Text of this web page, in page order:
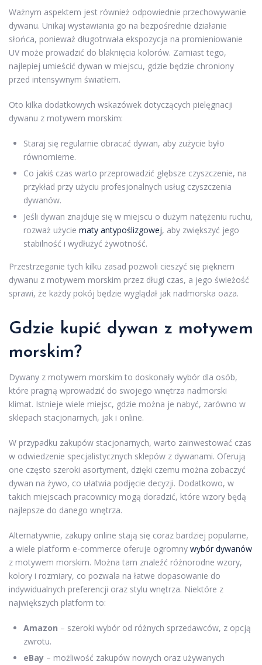
Ważnym aspektem jest również odpowiednie przechowywanie
dywanu. Unikaj wystawiania go na bezpośrednie działanie
słońca, ponieważ długotrwała ekspozycja na promieniowanie
UV może prowadzić do blaknięcia kolorów. Zamiast tego,
najlepiej umieścić dywan w miejscu, gdzie będzie chroniony
przed intensywnym światłem.
Oto kilka dodatkowych wskazówek dotyczących pielęgnacji
dywanu z motywem morskim:
Staraj się regularnie obracać dywan, aby zużycie było
równomierne.
Co jakiś czas warto przeprowadzić głębsze czyszczenie, na
przykład przy użyciu profesjonalnych usług czyszczenia
dywanów.
Jeśli dywan znajduje się w miejscu o dużym natężeniu ruchu,
rozważ użycie maty antypoślizgowej, aby zwiększyć jego
stabilność i wydłużyć żywotność.
Przestrzeganie tych kilku zasad pozwoli cieszyć się pięknem
dywanu z motywem morskim przez długi czas, a jego świeżość
sprawi, że każdy pokój będzie wyglądał jak nadmorska oaza.
Gdzie kupić dywan z motywem
morskim?
Dywany z motywem morskim to doskonały wybór dla osób,
które pragną wprowadzić do swojego wnętrza nadmorski
klimat. Istnieje wiele miejsc, gdzie można je nabyć, zarówno w
sklepach stacjonarnych, jak i online.
W przypadku zakupów stacjonarnych, warto zainwestować czas
w odwiedzenie specjalistycznych sklepów z dywanami. Oferują
one często szeroki asortyment, dzięki czemu można zobaczyć
dywan na żywo, co ułatwia podjęcie decyzji. Dodatkowo, w
takich miejscach pracownicy mogą doradzić, które wzory będą
najlepsze do danego wnętrza.
Alternatywnie, zakupy online stają się coraz bardziej popularne,
a wiele platform e-commerce oferuje ogromny wybór dywanów
z motywem morskim. Można tam znaleźć różnorodne wzory,
kolory i rozmiary, co pozwala na łatwe dopasowanie do
indywidualnych preferencji oraz stylu wnętrza. Niektóre z
największych platform to:
Amazon – szeroki wybór od różnych sprzedawców, z opcją
zwrotu.
eBay – możliwość zakupów nowych oraz używanych